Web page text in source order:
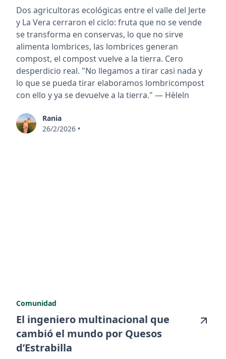
Dos agricultoras ecológicas entre el valle del Jerte
y La Vera cerraron el ciclo: fruta que no se vende
se transforma en conservas, lo que no sirve
alimenta lombrices, las lombrices generan
compost, el compost vuelve a la tierra. Cero
desperdicio real. "No llegamos a tirar casi nada y
lo que se pueda tirar elaboramos lombricompost
con ello y ya se devuelve a la tierra." — Hèleln
Rania
26/2/2026 •
Comunidad
El ingeniero multinacional que
cambió el mundo por Quesos
d’Estrabilla